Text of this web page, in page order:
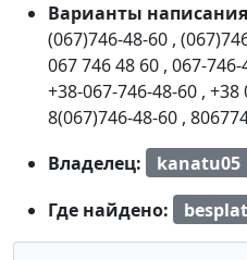
Варианты
(067)746-48-60 ,
067 746 48 60 , 067-746-
+38-067-746-48-60 , +38
8(067)746-48-60 ,
Владелец:
kanatu05
Где найдено: